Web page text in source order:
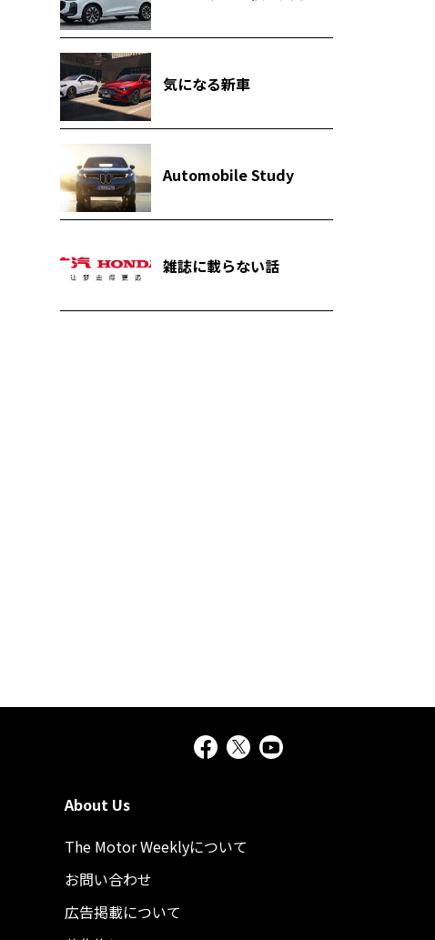
気になる新車
Automobile Study
雑誌に載らない話
About Us
The Motor Weeklyについて
お問い合わせ
広告掲載について